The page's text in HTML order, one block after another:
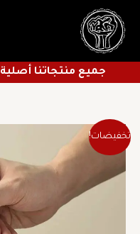
المحتوى
جميع منتجاتنا أصلية 100% ومن مصادرها الرسمية
تخفيضات!
السعر
الأصلي
هو:
هو:
26 ج.م.
كمية
فرشه
صب